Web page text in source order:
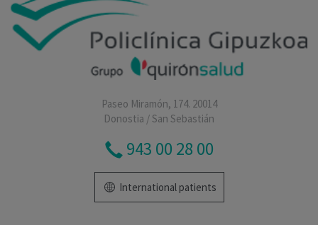
Paseo Miramón, 174. 20014
Donostia / San Sebastián
943 00 28 00
International patients